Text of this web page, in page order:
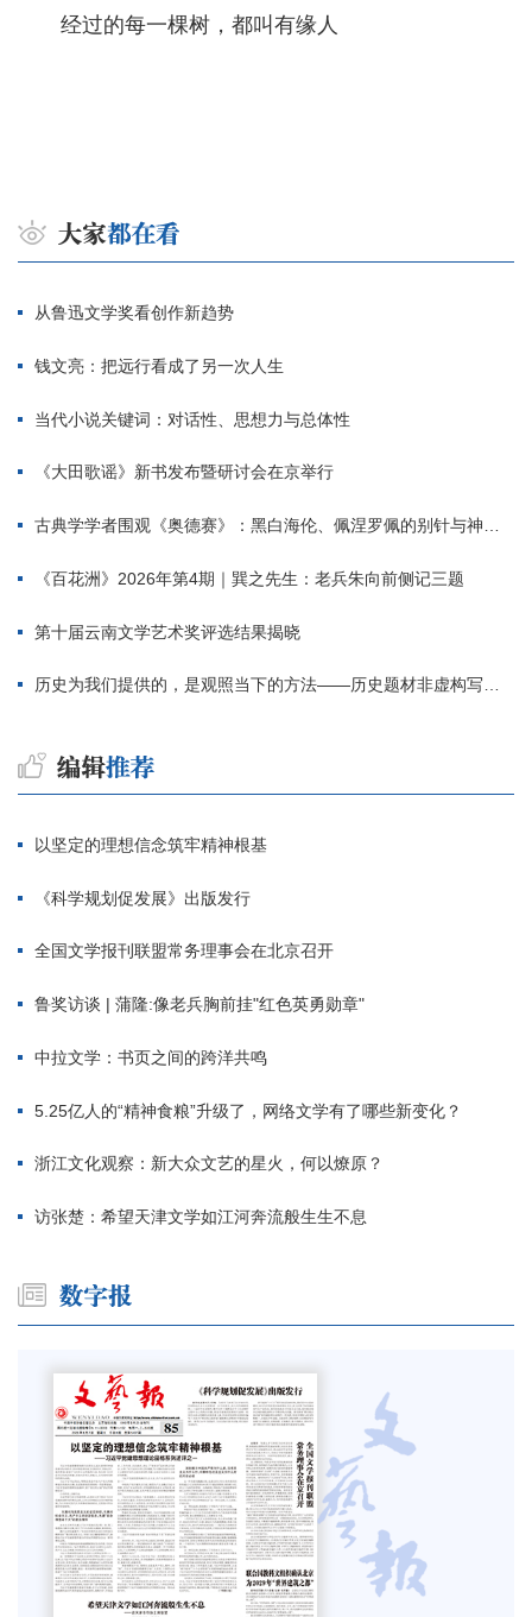
经过的每一棵树，都叫有缘人
从鲁迅文学奖看创作新趋势
钱文亮：把远行看成了另一次人生
当代小说关键词：对话性、思想力与总体性
《大田歌谣》新书发布暨研讨会在京举行
古典学学者围观《奥德赛》：黑白海伦、佩涅罗佩的别针与神秘入侵者
《百花洲》2026年第4期｜巽之先生：老兵朱向前侧记三题
第十届云南文学艺术奖评选结果揭晓
历史为我们提供的，是观照当下的方法——历史题材非虚构写作多人谈
以坚定的理想信念筑牢精神根基
《科学规划促发展》出版发行
全国文学报刊联盟常务理事会在北京召开
鲁奖访谈 | 蒲隆:像老兵胸前挂"红色英勇勋章"
中拉文学：书页之间的跨洋共鸣
5.25亿人的“精神食粮”升级了，网络文学有了哪些新变化？
浙江文化观察：新大众文艺的星火，何以燎原？
访张楚：希望天津文学如江河奔流般生生不息